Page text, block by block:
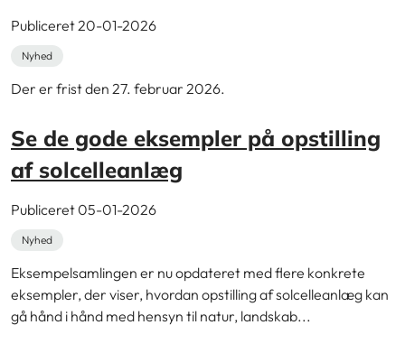
Publiceret 20-01-2026
Nyhed
Der er frist den 27. februar 2026.
Se de gode eksempler på opstilling
af solcelleanlæg
Publiceret 05-01-2026
Nyhed
Eksempelsamlingen er nu opdateret med flere konkrete
eksempler, der viser, hvordan opstilling af solcelleanlæg kan
gå hånd i hånd med hensyn til natur, landskab...